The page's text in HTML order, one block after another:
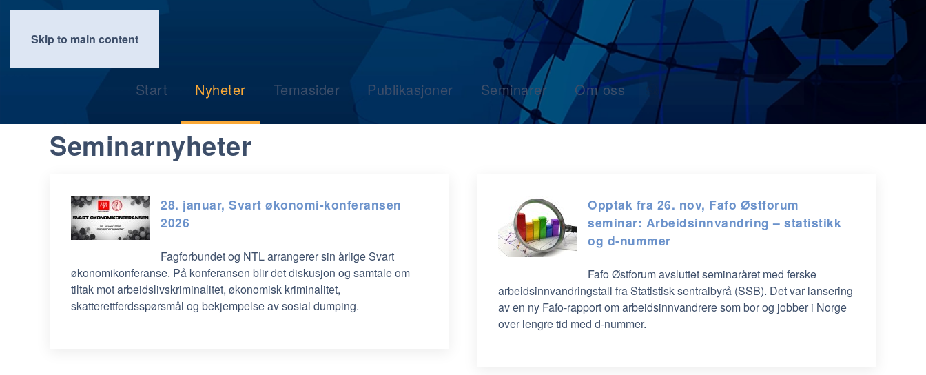
Skip to main content
Start Nyheter Temasider Publikasjoner Seminarer Om oss
Seminarnyheter
28. januar, Svart økonomi-konferansen
2026
Fagforbundet og NTL arrangerer sin årlige Svart
økonomikonferanse. På konferansen blir det diskusjon og samtale om
tiltak mot arbeidslivskriminalitet, økonomisk kriminalitet,
skatterettferdsspørsmål og bekjempelse av sosial dumping.
Opptak fra 26. nov, Fafo Østforum
seminar: Arbeidsinnvandring – statistikk
og d-nummer
Fafo Østforum avsluttet seminaråret med ferske
arbeidsinnvandringstall fra Statistisk sentralbyrå (SSB). Det var lansering
av en ny Fafo-rapport om arbeidsinnvandrere som bor og jobber i Norge
over lengre tid med d-nummer.